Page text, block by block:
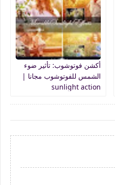
أكشن فوتوشوب: تأثير ضوء
الشمس للفوتوشوب مجانا |
sunlight action